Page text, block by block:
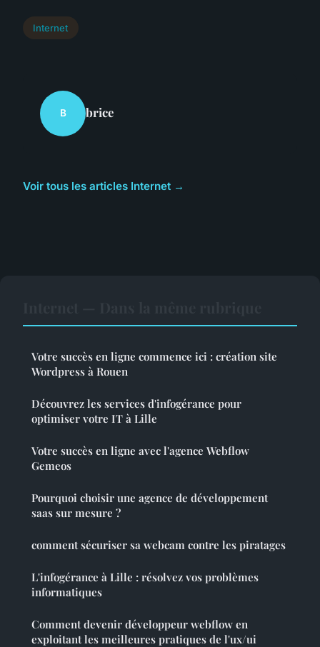
Internet
B brice
Voir tous les articles Internet →
Votre succès en ligne commence ici : création site
Wordpress à Rouen
Découvrez les services d'infogérance pour
optimiser votre IT à Lille
Votre succès en ligne avec l'agence Webflow
Gemeos
Pourquoi choisir une agence de développement
saas sur mesure ?
comment sécuriser sa webcam contre les piratages
L'infogérance à Lille : résolvez vos problèmes
informatiques
Comment devenir développeur webflow en
exploitant les meilleures pratiques de l'ux/ui